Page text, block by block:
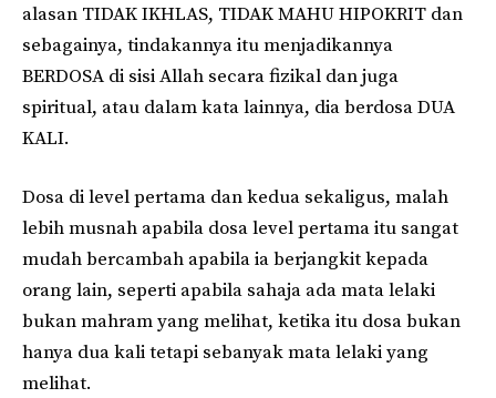
alasan TIDAK IKHLAS, TIDAK MAHU HIPOKRIT dan
sebagainya, tindakannya itu menjadikannya
BERDOSA di sisi Allah secara fizikal dan juga
spiritual, atau dalam kata lainnya, dia berdosa DUA
KALI.
Dosa di level pertama dan kedua sekaligus, malah
lebih musnah apabila dosa level pertama itu sangat
mudah bercambah apabila ia berjangkit kepada
orang lain, seperti apabila sahaja ada mata lelaki
bukan mahram yang melihat, ketika itu dosa bukan
hanya dua kali tetapi sebanyak mata lelaki yang
melihat.